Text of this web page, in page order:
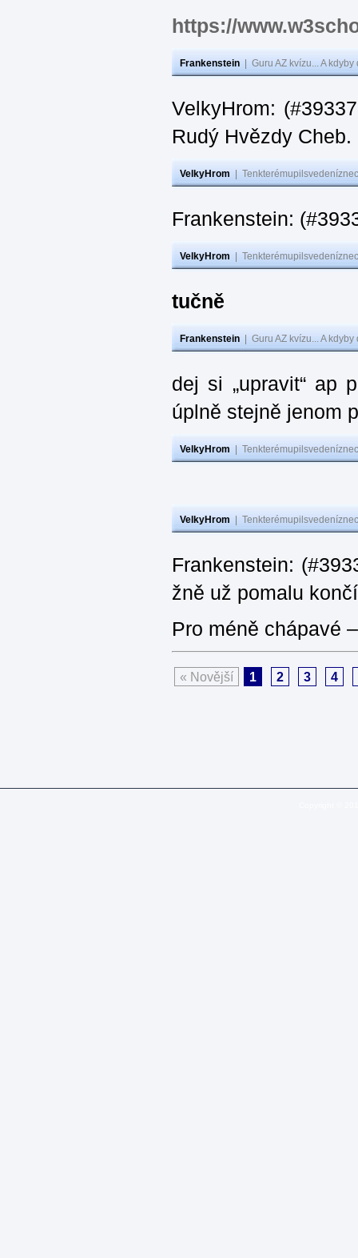
https://
Frankenstein Guru AZ kvízu... A
VelkyHrom:
Rudý Hvězdy Cheb.
VelkyHrom
Frankenstein:
VelkyHrom
tučně
Frankenstein Guru AZ kvízu... A
dej si „upravit“ ap
úplně stejně jenom
VelkyHrom
VelkyHrom
Frankenstein:
žně už pomalu
Pro méně chápavé
« Novější 1 2 3 4